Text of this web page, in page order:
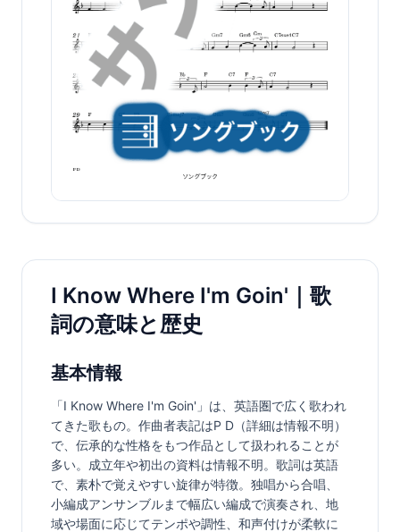
I Know Where I'm Goin'｜歌
詞の意味と歴史
基本情報
「I Know Where I'm Goin'」は、英語圏で広く歌われ
てきた歌もの。作曲者表記はP D（詳細は情報不明）
で、伝承的な性格をもつ作品として扱われることが
多い。成立年や初出の資料は情報不明。歌詞は英語
で、素朴で覚えやすい旋律が特徴。独唱から合唱、
小編成アンサンブルまで幅広い編成で演奏され、地
域や場面に応じてテンポや調性、和声付けが柔軟に